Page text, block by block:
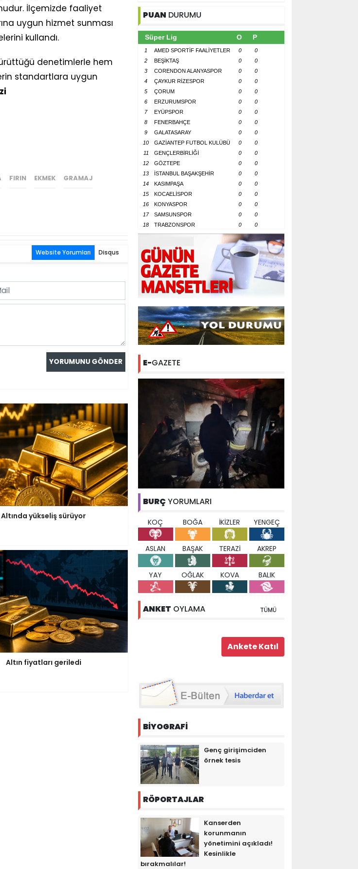
İlçemizde faaliyet
uygun hizmet sunması
kullandı.
denetimlerle hem
standartlara uygun
FIRIN EKMEK GRAMAJ
Website Yorumları Disqus
Altında yükseliş sürüyor
Altın fiyatları geriledi
PUAN DURUMU
Süper Lig O P
1 AMED SPORTİF FAALİYETLER 0
0
2
BEŞİKTAŞ 0
0
3
CORENDON ALANYASPOR 0
0
4
ÇAYKUR RİZESPOR 0
0
5
ÇORUM 0
0
6
ERZURUMSPOR 0
0
7
EYÜPSPOR 0
0
8
FENERBAHÇE 0
0
9
GALATASARAY 0
0
10
GAZİANTEP FUTBOL KULÜBÜ 0
0
11
GENÇLERBİRLİĞİ 0
0
12
GÖZTEPE 0
0
13
İSTANBUL BAŞAKŞEHİR 0
0
14
KASIMPAŞA 0
0
15
KOCAELİSPOR 0
0
16
KONYASPOR 0
0
17
SAMSUNSPOR 0
0
18
TRABZONSPOR 0 0
E-GAZETE
BURÇ YORUMLARI
KOÇ BOĞA İKİZLER YENGEÇ
ASLAN BAŞAK TERAZİ AKREP
YAY OĞLAK KOVA BALIK
ANKET OYLAMA TÜMÜ
BİYOGRAFİ
Genç girişimciden
örnek tesis
RÖPORTAJLAR
Kanserden
korunmanın
yönetimini açıkladı!
Kesinlikle
bırakmalılar!